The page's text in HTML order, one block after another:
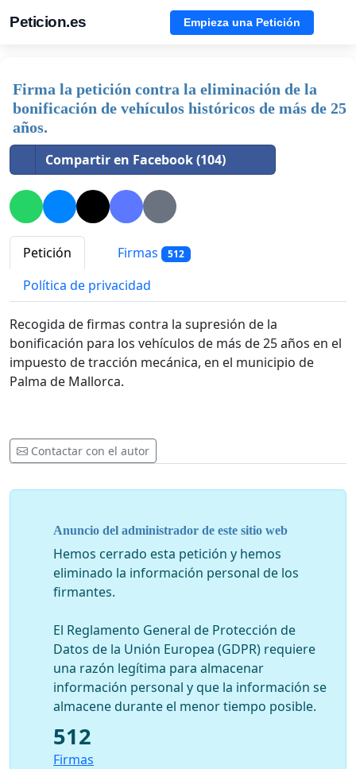
Peticion.es Empieza una Petición
Firma la petición contra la eliminación de la
bonificación de vehículos históricos de más de 25
años.
Compartir en Facebook (104)
Petición Firmas 512
Política de privacidad
Recogida de firmas contra la supresión de la
bonificación para los vehículos de más de 25 años en el
impuesto de tracción mecánica, en el municipio de
Palma de Mallorca.
Contactar con el autor
Anuncio del administrador de este sitio web
Hemos cerrado esta petición y hemos
eliminado la información personal de los
firmantes.
El Reglamento General de Protección de
Datos de la Unión Europea (GDPR) requiere
una razón legítima para almacenar
información personal y que la información se
almacene durante el menor tiempo posible.
512
Firmas